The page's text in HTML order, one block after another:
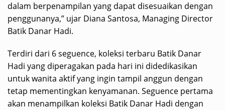
dalam berpenampilan yang dapat disesuaikan dengan
penggunanya,” ujar Diana Santosa, Managing Director
Batik Danar Hadi.
Terdiri dari 6 seguence, koleksi terbaru Batik Danar
Hadi yang diperagakan pada hari ini didedikasikan
untuk wanita aktif yang ingin tampil anggun dengan
tetap mementingkan kenyamanan. Seguence pertama
akan menampilkan koleksi Batik Danar Hadi dengan